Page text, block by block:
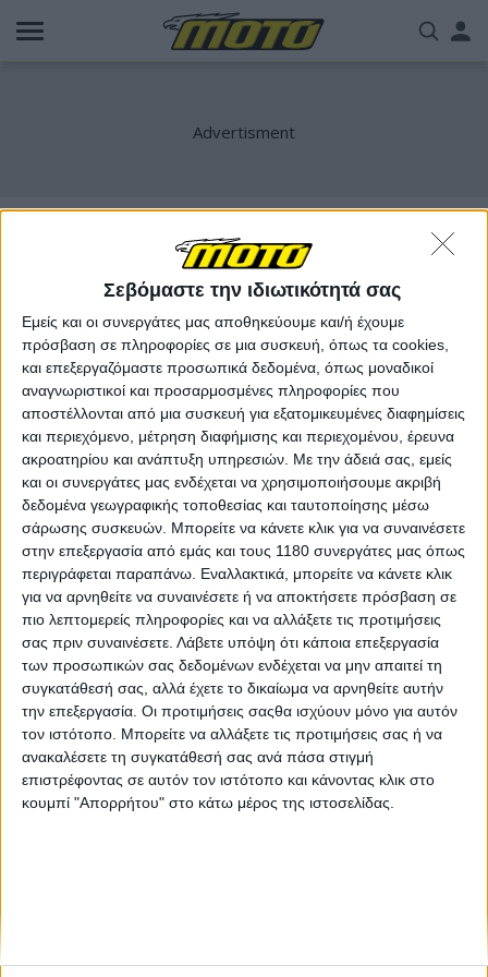
Σεβόμαστε την ιδιωτικότητά σας
Εμείς και οι συνεργάτες μας αποθηκεύουμε και/ή έχουμε
πρόσβαση σε πληροφορίες σε μια συσκευή, όπως τα cookies,
και επεξεργαζόμαστε προσωπικά δεδομένα, όπως μοναδικοί
αναγνωριστικοί και προσαρμοσμένες πληροφορίες που
αποστέλλονται από μια συσκευή για εξατομικευμένες διαφημίσεις
και περιεχόμενο, μέτρηση διαφήμισης και περιεχομένου, έρευνα
ακροατηρίου και ανάπτυξη υπηρεσιών. Με την άδειά σας, εμείς
και οι συνεργάτες μας ενδέχεται να χρησιμοποιήσουμε ακριβή
δεδομένα γεωγραφικής τοποθεσίας και ταυτοποίησης μέσω
σάρωσης συσκευών. Μπορείτε να κάνετε κλικ για να συναινέσετε
στην επεξεργασία από εμάς και τους 1180 συνεργάτες μας όπως
περιγράφεται παραπάνω. Εναλλακτικά, μπορείτε να κάνετε κλικ
για να αρνηθείτε να συναινέσετε ή να αποκτήσετε πρόσβαση σε
πιο λεπτομερείς πληροφορίες και να αλλάξετε τις προτιμήσεις
σας πριν συναινέσετε. Λάβετε υπόψη ότι κάποια επεξεργασία
των προσωπικών σας δεδομένων ενδέχεται να μην απαιτεί τη
συγκατάθεσή σας, αλλά έχετε το δικαίωμα να αρνηθείτε αυτήν
την επεξεργασία. Οι προτιμήσεις σαςθα ισχύουν μόνο για αυτόν
τον ιστότοπο. Μπορείτε να αλλάξετε τις προτιμήσεις σας ή να
ανακαλέσετε τη συγκατάθεσή σας ανά πάσα στιγμή
επιστρέφοντας σε αυτόν τον ιστότοπο και κάνοντας κλικ στο
κουμπί "Απορρήτου" στο κάτω μέρος της ιστοσελίδας.
Παράκαμψη
προς
Επικαιρότητα 29/4/2026
Αλγόριθμος της Ducati προβλέπει και προσαρμόζει
δυναμικά τη συντήρηση της Desmo450 MX
Ένας αλγόριθμος της Ducati Corse αλλάζει τα δεδομένα
υπολογίζοντας τη φθορά του κινητήρα σε πραγματικό χρόνο
και παραμετροποιώντας τα διαστήματα συντήρησης αναλόγως.
Η Ducati εισάγει μια σημαντική ...